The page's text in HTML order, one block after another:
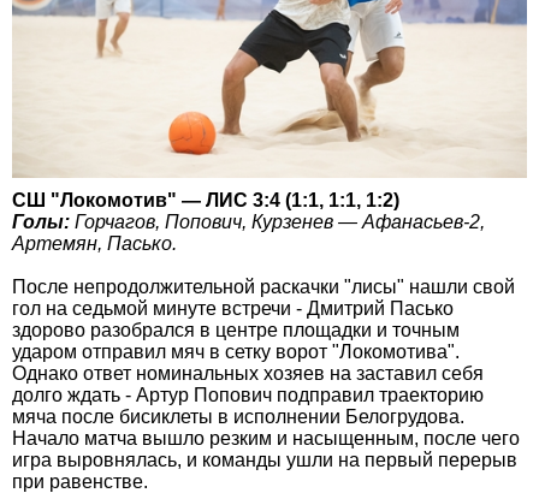
СШ "Локомотив" — ЛИС 3:4 (1:1, 1:1, 1:2)
Голы: Горчагов, Попович, Курзенев — Афанасьев-2,
Артемян, Пасько.
После непродолжительной раскачки "лисы" нашли свой
гол на седьмой минуте встречи - Дмитрий Пасько
здорово разобрался в центре площадки и точным
ударом отправил мяч в сетку ворот "Локомотива".
Однако ответ номинальных хозяев на заставил себя
долго ждать - Артур Попович подправил траекторию
мяча после бисиклеты в исполнении Белогрудова.
Начало матча вышло резким и насыщенным, после чего
игра выровнялась, и команды ушли на первый перерыв
при равенстве.